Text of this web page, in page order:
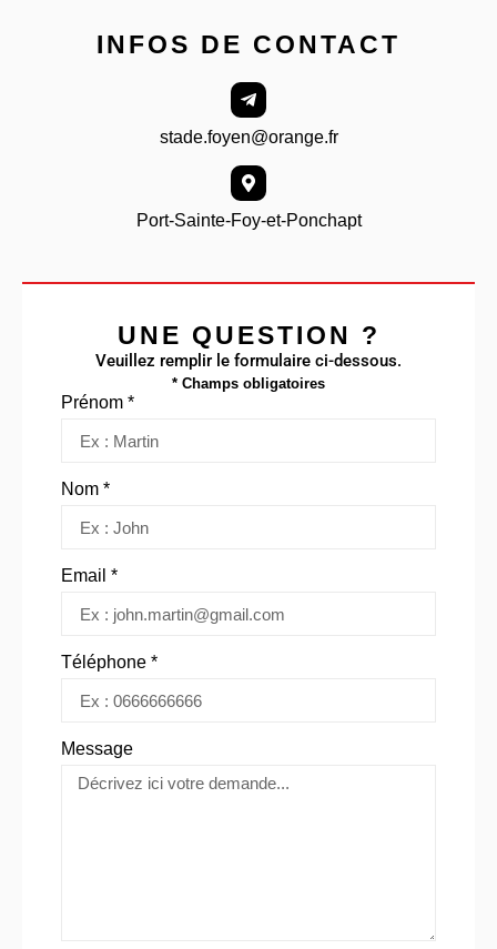
INFOS DE CONTACT
stade.foyen@orange.fr
Port-Sainte-Foy-et-Ponchapt
UNE QUESTION ?
Veuillez remplir le formulaire ci-dessous.
* Champs obligatoires
Prénom *
Nom *
Email *
Téléphone *
Message